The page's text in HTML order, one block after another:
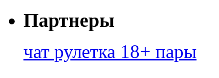
Партнеры
чат рулетка 18+ пары